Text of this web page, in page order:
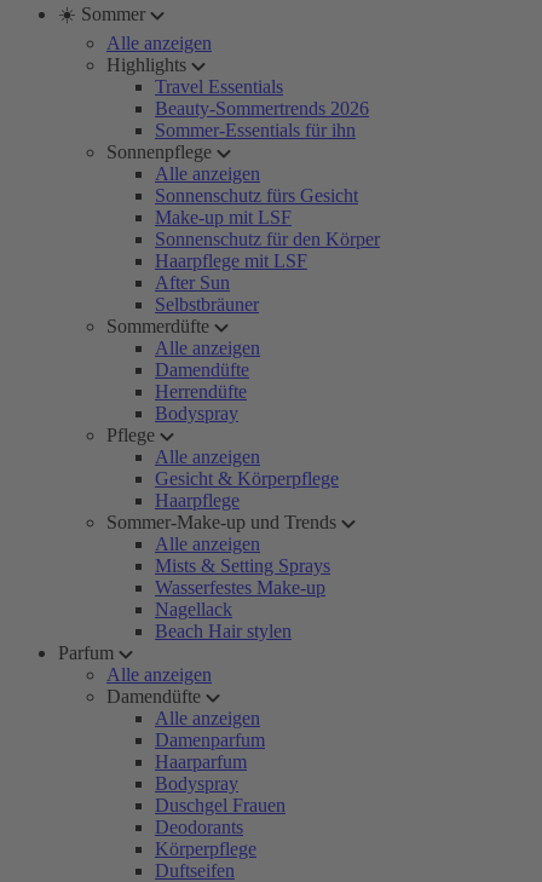
☀️ Sommer
Alle anzeigen
Highlights
Travel Essentials
Beauty-Sommertrends 2026
Sommer-Essentials für ihn
Sonnenpflege
Alle anzeigen
Sonnenschutz fürs Gesicht
Make-up mit LSF
Sonnenschutz für den Körper
Haarpflege mit LSF
After Sun
Selbstbräuner
Sommerdüfte
Alle anzeigen
Damendüfte
Herrendüfte
Bodyspray
Pflege
Alle anzeigen
Gesicht & Körperpflege
Haarpflege
Sommer-Make-up und Trends
Alle anzeigen
Mists & Setting Sprays
Wasserfestes Make-up
Nagellack
Beach Hair stylen
Parfum
Alle anzeigen
Damendüfte
Alle anzeigen
Damenparfum
Haarparfum
Bodyspray
Duschgel Frauen
Deodorants
Körperpflege
Duftseifen